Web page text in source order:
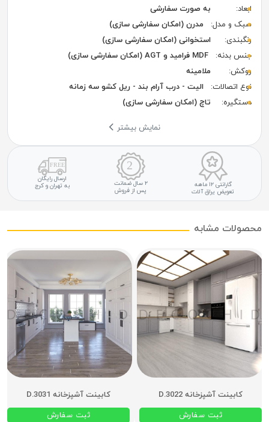
ابعاد:
به صورت سفارشی
سبک و مدل:
مدرن (امکان سفارشی سازی)
رنگبندی:
استخوانی (امکان سفارشی سازی)
جنس بدنه:
MDF فرامید و AGT (امکان سفارشی سازی)
روکش:
ملامینه
نوع اتصالات:
الیت - درب آرام بند - ریل کشو سه زمانه
دستگیره:
تاچ (امکان سفارشی سازی)
نمایش بیشتر
گارانتی ۱۲ ماهه
تعویض یراق آلات
۲ سال ضمانت
پس از فروش
ارسال رایگان
به تهران و کرج
محصولات مشابه
کابینت آشپزخانه D.3022
ثبت سفارش
کابینت آشپزخانه D.3031
ثبت سفارش